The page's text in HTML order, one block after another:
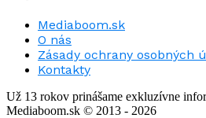
Mediaboom.sk
O nás
Zásady ochrany osobných
Kontakty
Už 13 rokov prinášame exkluzívne
Mediaboom.sk © 2013 - 2026